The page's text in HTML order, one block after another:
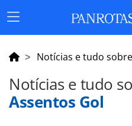
Menu
Principal
Notícias e tudo
Notícias e tudo
Assentos Gol